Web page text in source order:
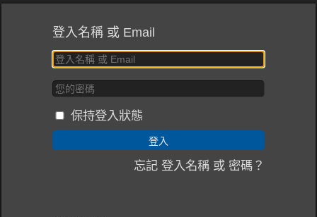
登入名稱 或 Email
保持登入狀態
忘記 登入名稱 或 密碼？